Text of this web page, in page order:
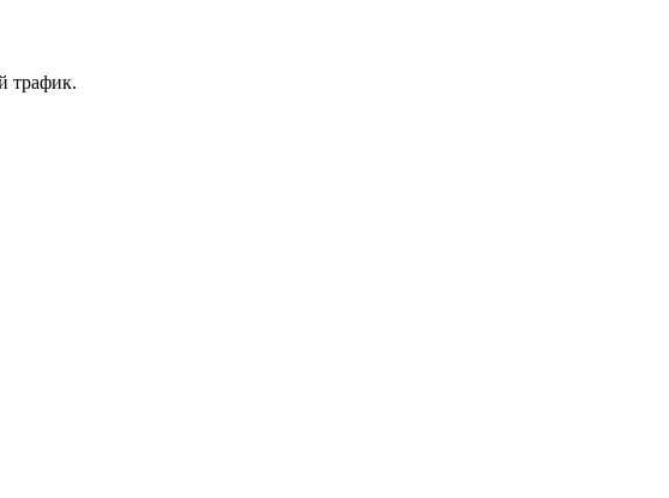
трафик.